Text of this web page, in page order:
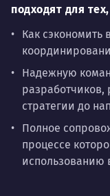
подходят для
Как сэкономить
Надежную
разработчиков,
стратегии до
Полное
процессе
использованию